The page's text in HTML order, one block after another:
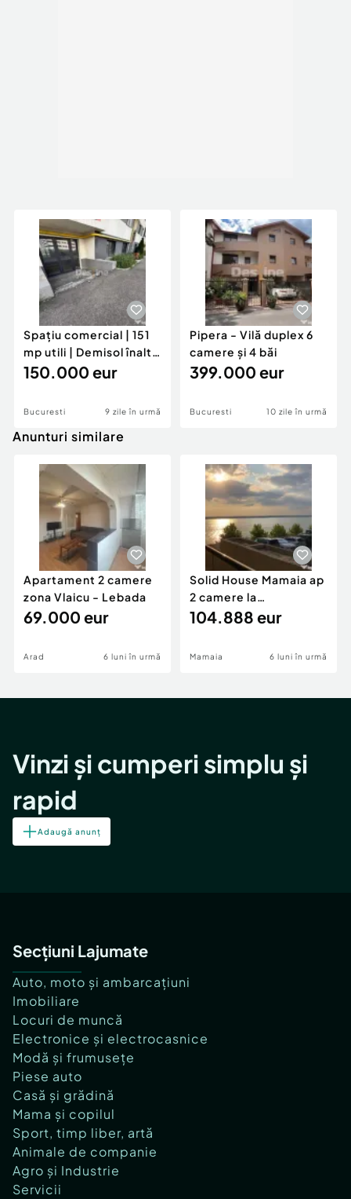
Spațiu comercial | 151
mp utili | Demisol înalt |
Militari
150.000 eur
Bucuresti 9 zile în urmă
Pipera - Vilă duplex 6
camere și 4 băi
399.000 eur
Bucuresti 10 zile în urmă
Anunturi similare
Apartament 2 camere
zona Vlaicu - Lebada
69.000 eur
Arad 6 luni în urmă
Solid House Mamaia ap
2 camere la
cheie,langa Mega
104.888 eur
Mamaia 6 luni în urmă
Vinzi și cumperi simplu și
rapid
Adaugă anunț
Secțiuni Lajumate
Auto, moto și ambarcațiuni
Imobiliare
Locuri de muncă
Electronice și electrocasnice
Modă și frumusețe
Piese auto
Casă și grădină
Mama și copilul
Sport, timp liber, artă
Animale de companie
Agro și Industrie
Servicii